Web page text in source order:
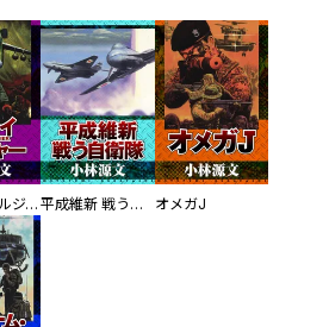
サムライソルジャー SAMURAI SOLDIER 平成維新 戦う自衛隊 オメガJ